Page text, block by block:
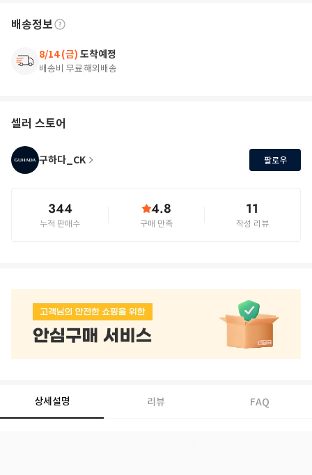
배송정보
8/14 (금) 도착예정
배송비 무료해외배송
셀러 스토어
구하다_CK 팔로우
344
누적 판매수
4.8
구매 만족
11
작성 리뷰
상세설명 리뷰 FAQ